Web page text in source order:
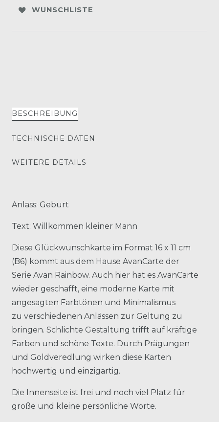
WUNSCHLISTE
BESCHREIBUNG
TECHNISCHE DATEN
WEITERE DETAILS
Anlass: Geburt
Text: Willkommen kleiner Mann
Diese Glückwunschkarte im Format 16 x 11 cm
(B6) kommt aus dem Hause AvanCarte der
Serie Avan Rainbow. Auch hier hat es AvanCarte
wieder geschafft, eine moderne Karte mit
angesagten Farbtönen und Minimalismus
zu verschiedenen Anlässen zur Geltung zu
bringen. Schlichte Gestaltung trifft auf kräftige
Farben und schöne Texte. Durch Prägungen
und Goldveredlung wirken diese Karten
hochwertig und einzigartig.
Die Innenseite ist frei und noch viel Platz für
große und kleine persönliche Worte.